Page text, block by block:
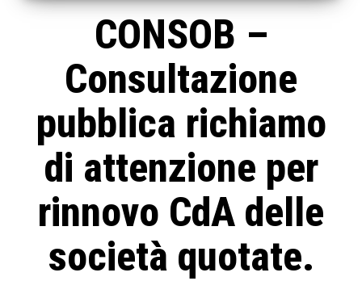
CONSOB –
Consultazione
pubblica richiamo
di attenzione per
rinnovo CdA delle
società quotate.